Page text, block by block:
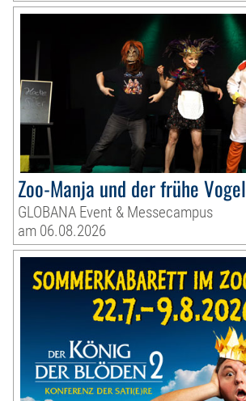
Zoo-Manja und der frühe Vogel
GLOBANA Event & Messecampus
am 06.08.2026